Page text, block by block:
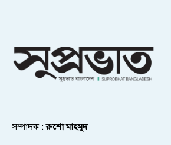
সম্পাদক :রুশো মাহমুদ